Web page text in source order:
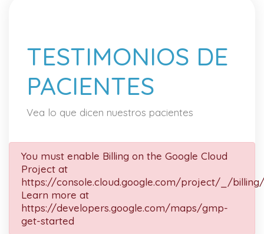
TESTIMONIOS DE
PACIENTES
Vea lo que dicen nuestros pacientes
You must enable Billing on the Google Cloud
Project at
https://console.cloud.google.com/project/_/
Learn more at
https://developers.google.com/maps/gmp-
get-started